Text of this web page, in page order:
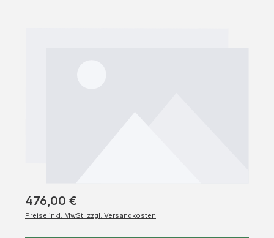
476,00 €
Preise inkl. MwSt. zzgl. Versandkosten